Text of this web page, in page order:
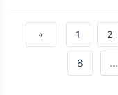
« 1 2
8 ...